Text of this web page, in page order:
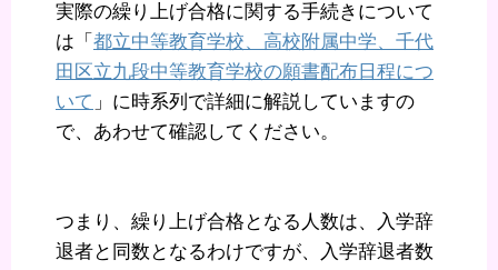
実際の繰り上げ合格に関する手続きについて
は「 都立中等教育学校、高校附属中学、千代
田区立九段中等教育学校の願書配布日程につ
いて 」に時系列で詳細に解説していますの
で、あわせて確認してください。
つまり、繰り上げ合格となる人数は、入学辞
退者と同数となるわけですが、入学辞退者数